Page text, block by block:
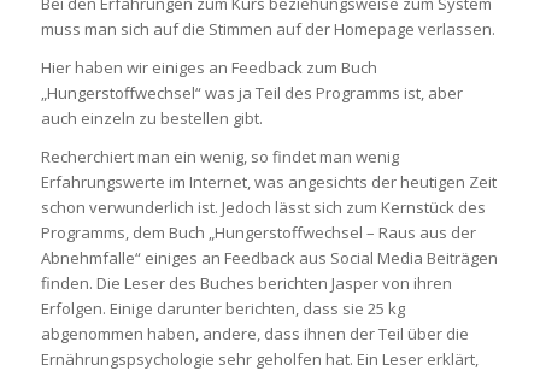
muss man sich auf die Stimmen auf der Homepage verlassen.
Hier haben wir einiges an Feedback zum Buch
„Hungerstoffwechsel“ was ja Teil des Programms ist, aber
auch einzeln zu bestellen gibt.
Recherchiert man ein wenig, so findet man wenig
Erfahrungswerte im Internet, was angesichts der heutigen Zeit
schon verwunderlich ist. Jedoch lässt sich zum Kernstück des
Programms, dem Buch „Hungerstoffwechsel – Raus aus der
Abnehmfalle“ einiges an Feedback aus Social Media Beiträgen
finden. Die Leser des Buches berichten Jasper von ihren
Erfolgen. Einige darunter berichten, dass sie 25 kg
abgenommen haben, andere, dass ihnen der Teil über die
Ernährungspsychologie sehr geholfen hat. Ein Leser erklärt,